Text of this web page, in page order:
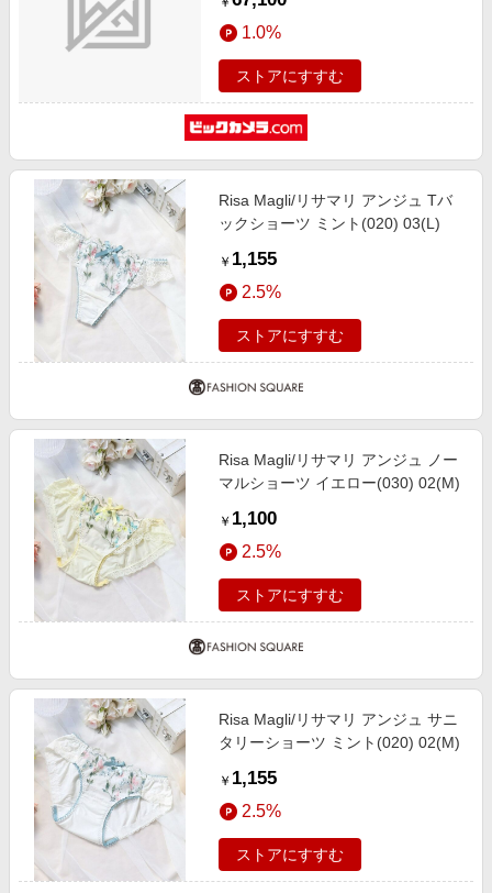
1.0%
ストアにすすむ
Risa Magli/リサマリ アンジュ Tバ
ックショーツ ミント(020) 03(L)
￥ 1,155
2.5%
ストアにすすむ
Risa Magli/リサマリ アンジュ ノー
マルショーツ イエロー(030) 02(M)
￥ 1,100
2.5%
ストアにすすむ
Risa Magli/リサマリ アンジュ サニ
タリーショーツ ミント(020) 02(M)
￥ 1,155
2.5%
ストアにすすむ